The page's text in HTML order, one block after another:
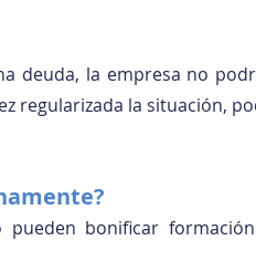
deuda, la empresa no
regularizada la situación,
pueden bonificar